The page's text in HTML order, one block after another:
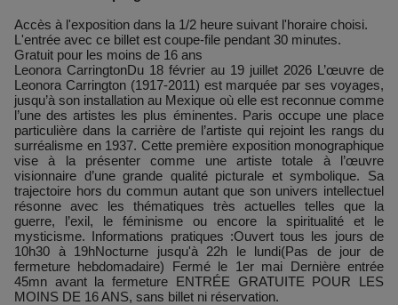
Accès à l'exposition dans la 1/2 heure suivant l'horaire choisi.
L'entrée avec ce billet est coupe-file pendant 30 minutes.
Gratuit pour les moins de 16 ans
Leonora CarringtonDu 18 février au 19 juillet 2026 L’œuvre de
Leonora Carrington (1917-2011) est marquée par ses voyages,
jusqu’à son installation au Mexique où elle est reconnue comme
l’une des artistes les plus éminentes. Paris occupe une place
particulière dans la carrière de l’artiste qui rejoint les rangs du
surréalisme en 1937. Cette première exposition monographique
vise à la présenter comme une artiste totale à l’œuvre
visionnaire d’une grande qualité picturale et symbolique. Sa
trajectoire hors du commun autant que son univers intellectuel
résonne avec les thématiques très actuelles telles que la
guerre, l’exil, le féminisme ou encore la spiritualité et le
mysticisme. Informations pratiques :Ouvert tous les jours de
10h30 à 19hNocturne jusqu'à 22h le lundi(Pas de jour de
fermeture hebdomadaire) Fermé le 1er mai Dernière entrée
45mn avant la fermeture ENTRÉE GRATUITE POUR LES
MOINS DE 16 ANS, sans billet ni réservation.